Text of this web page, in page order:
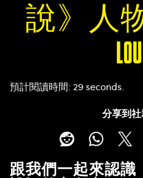
說》人
預計閱讀時間 29 seconds
分享到
跟我們一起來認識